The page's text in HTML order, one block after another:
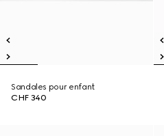
Sandales pour enfant
CHF 340